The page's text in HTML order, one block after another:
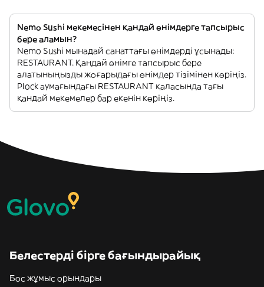
Nemo Sushi мекемесінен қандай өнімдерге тапсырыс
бере аламын?
Nemo Sushi мынадай санаттағы өнімдерді ұсынады:
RESTAURANT. Қандай өнімге тапсырыс бере
алатыныңызды жоғарыдағы өнімдер тізімінен көріңіз.
Plock аумағындағы RESTAURANT қаласында тағы
қандай мекемелер бар екенін көріңіз.
Белестерді бірге бағындырайық
Бос жұмыс орындары